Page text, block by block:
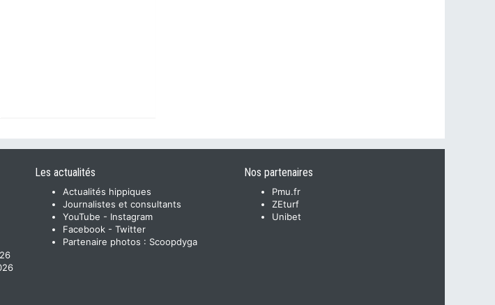
Les actualités
Actualités hippiques
Journalistes et consultants
YouTube - Instagram
Facebook - Twitter
Partenaire photos : Scoopdyga
Nos partenaires
Pmu.fr
ZEturf
Unibet